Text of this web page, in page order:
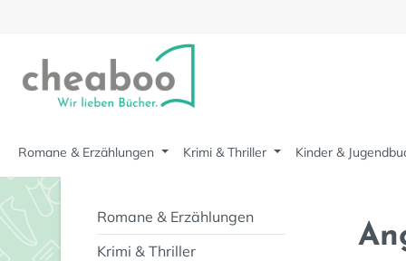
Romane & Erzählungen Krimi & Thriller Kinder &
Romane & Erzählungen
Krimi & Thriller